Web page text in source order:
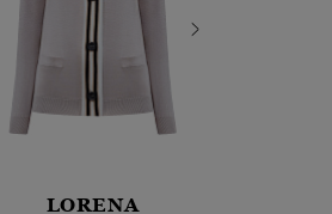
LORENA